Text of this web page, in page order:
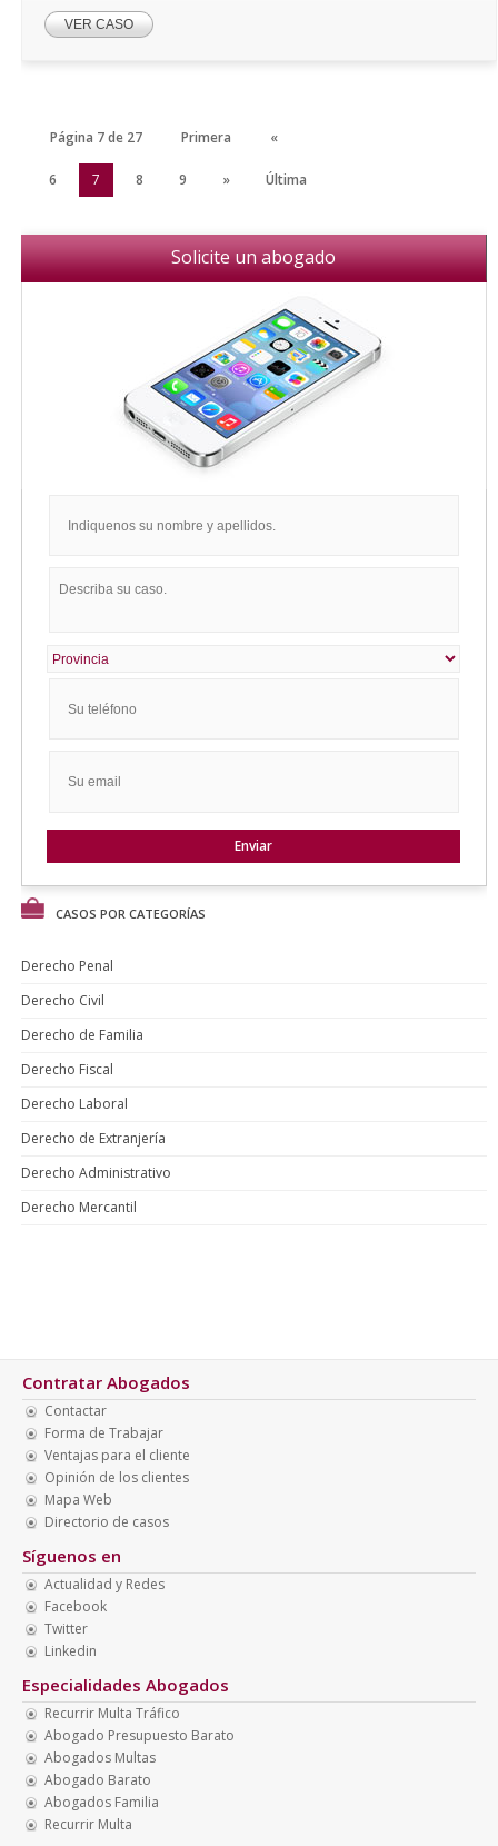
VER CASO
Página 7 de 27 Primera «
6 7 8 9 » Última
Solicite un abogado
CASOS POR CATEGORÍAS
Derecho Penal
Derecho Civil
Derecho de Familia
Derecho Fiscal
Derecho Laboral
Derecho de Extranjería
Derecho Administrativo
Derecho Mercantil
Contratar Abogados
Contactar
Forma de Trabajar
Ventajas para el cliente
Opinión de los clientes
Mapa Web
Directorio de casos
Síguenos en
Actualidad y Redes
Facebook
Twitter
Linkedin
Especialidades Abogados
Recurrir Multa Tráfico
Abogado Presupuesto Barato
Abogados Multas
Abogado Barato
Abogados Familia
Recurrir Multa